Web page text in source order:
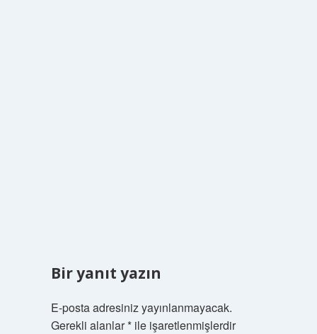
Bir yanıt yazın
E-posta adresiniz yayınlanmayacak.
Gerekli alanlar*ile işaretlenmişlerdir